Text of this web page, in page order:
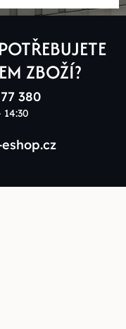
ZBOŽÍ?
380
14:30